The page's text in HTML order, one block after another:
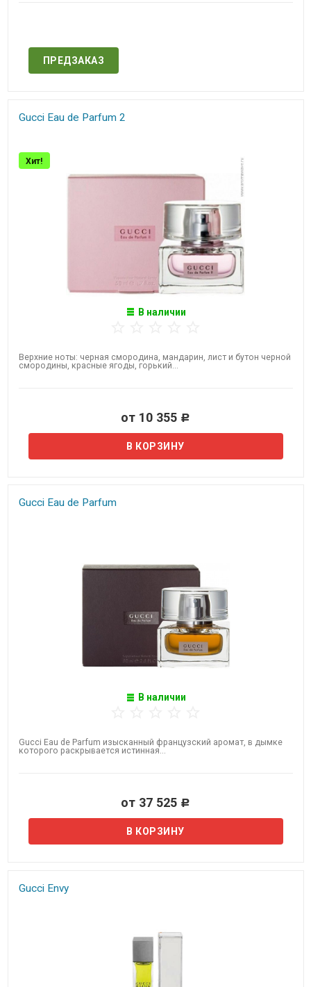
ПРЕДЗАКАЗ
Gucci Eau de Parfum 2
Хит!
В наличии
Верхние ноты: черная смородина, мандарин, лист и бутон черной
смородины, красные ягоды, горький...
от 10 355 Р
Gucci Eau de Parfum​​
В наличии
Gucci Eau de Parfum изысканный французский аромат, в дымке
которого раскрывается истинная...
от 37 525 Р
Gucci Envy